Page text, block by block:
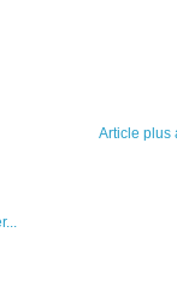
Article plus